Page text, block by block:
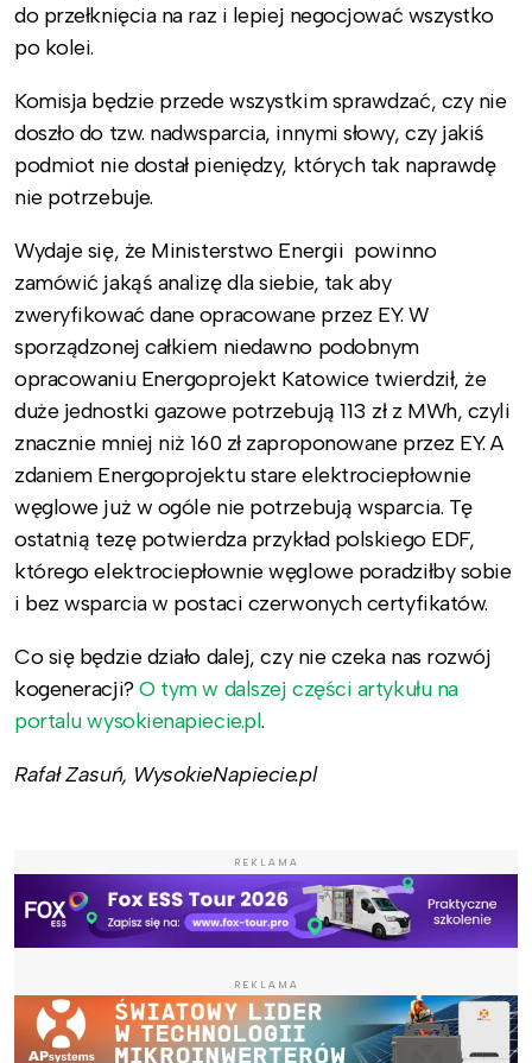
do przełknięcia na raz i lepiej negocjować wszystko
po kolei.
Komisja będzie przede wszystkim sprawdzać, czy nie
doszło do tzw. nadwsparcia, innymi słowy, czy jakiś
podmiot nie dostał pieniędzy, których tak naprawdę
nie potrzebuje.
Wydaje się, że Ministerstwo Energii powinno
zamówić jakąś analizę dla siebie, tak aby
zweryfikować dane opracowane przez EY. W
sporządzonej całkiem niedawno podobnym
opracowaniu Energoprojekt Katowice twierdził, że
duże jednostki gazowe potrzebują 113 zł z MWh, czyli
znacznie mniej niż 160 zł zaproponowane przez EY. A
zdaniem Energoprojektu stare elektrociepłownie
węglowe już w ogóle nie potrzebują wsparcia. Tę
ostatnią tezę potwierdza przykład polskiego EDF,
którego elektrociepłownie węglowe poradziłby sobie
i bez wsparcia w postaci czerwonych certyfikatów.
Co się będzie działo dalej, czy nie czeka nas rozwój
kogeneracji?O tym w dalszej części artykułu na
portalu wysokienapiecie.pl.
Rafał Zasuń, WysokieNapiecie.pl
REKLAMA
REKLAMA